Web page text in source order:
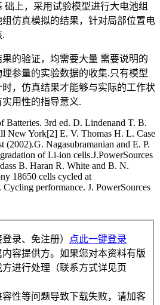
础上，采用试验模型进行大电池组
仿真模拟的结果，针对局部位置电
.
的验证，均需要大量 需要说明的
参量的实验数据的收集.只有模型
，仿真结果才能够与实际的工作状
用性的指导意义.
Batteries. 3rd ed. D. Lindenand T. B.
New York[2] E. V. Thomas H. L. Case
Nagasubramanian and E. P.
of Li-ion cells.J.PowerSources
B. Haran R. White and B. N.
18650 cells cycled at
Cycling performance. J. PowerSources
录、免注册）
点此一键登录
容提供方。如果您对本资料有版
进行处理（联系方式详见页
性等问题导致下载失败，请加客